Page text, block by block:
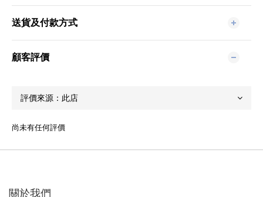
送貨及付款方式
顧客評價
尚未有任何評價
關於我們